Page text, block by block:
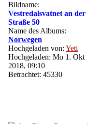
Bildname:
Vestredalsvatnet an der
Straße 50
Name des Albums:
Norwegen
Hochgeladen von: Yeti
Hochgeladen: Mo 1. Okt
2018, 09:10
Betrachtet: 45330